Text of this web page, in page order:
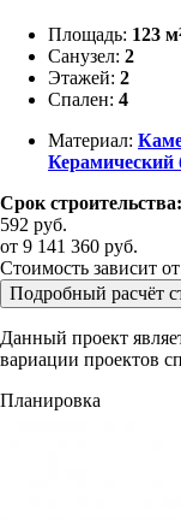
Площадь: 123
Санузел: 2
Этажей: 2
Спален: 4
Материал:
Керамический
Срок строительства:
592 руб.
от 9 141 360 руб.
Стоимость зависит от
Подробный расчёт
Данный проект
вариации проектов
Планировка